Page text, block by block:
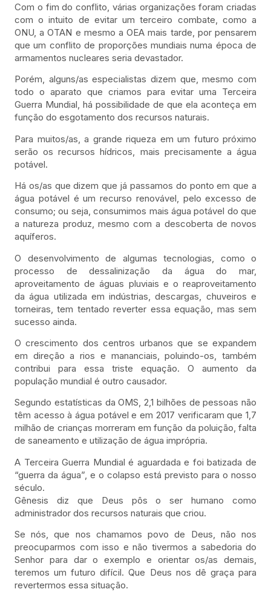
Com o fim do conflito, várias organizações foram criadas
com o intuito de evitar um terceiro combate, como a
ONU, a OTAN e mesmo a OEA mais tarde, por pensarem
que um conflito de proporções mundiais numa época de
armamentos nucleares seria devastador.
Porém, alguns/as especialistas dizem que, mesmo com
todo o aparato que criamos para evitar uma Terceira
Guerra Mundial, há possibilidade de que ela aconteça em
função do esgotamento dos recursos naturais.
Para muitos/as, a grande riqueza em um futuro próximo
serão os recursos hídricos, mais precisamente a água
potável.
Há os/as que dizem que já passamos do ponto em que a
água potável é um recurso renovável, pelo excesso de
consumo; ou seja, consumimos mais água potável do que
a natureza produz, mesmo com a descoberta de novos
aquíferos.
O desenvolvimento de algumas tecnologias, como o
processo de dessalinização da água do mar,
aproveitamento de águas pluviais e o reaproveitamento
da água utilizada em indústrias, descargas, chuveiros e
torneiras, tem tentado reverter essa equação, mas sem
sucesso ainda.
O crescimento dos centros urbanos que se expandem
em direção a rios e mananciais, poluindo-os, também
contribui para essa triste equação. O aumento da
população mundial é outro causador.
Segundo estatísticas da OMS, 2,1 bilhões de pessoas não
têm acesso à água potável e em 2017 verificaram que 1,7
milhão de crianças morreram em função da poluição, falta
de saneamento e utilização de água imprópria.
A Terceira Guerra Mundial é aguardada e foi batizada de
“guerra da água”, e o colapso está previsto para o nosso
século.
Gênesis diz que Deus pôs o ser humano como
administrador dos recursos naturais que criou.
Se nós, que nos chamamos povo de Deus, não nos
preocuparmos com isso e não tivermos a sabedoria do
Senhor para dar o exemplo e orientar os/as demais,
teremos um futuro difícil. Que Deus nos dê graça para
revertermos essa situação.